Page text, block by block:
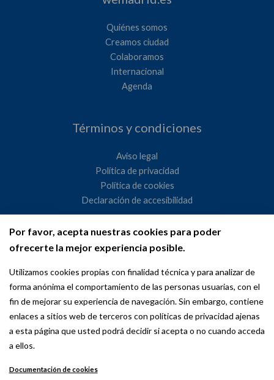
Por favor, acepta nuestras cookies para poder
ofrecerte la mejor experiencia posible.
Utilizamos cookies propias con finalidad técnica y para analizar de
forma anónima el comportamiento de las personas usuarias, con el
fin de mejorar su experiencia de navegación. Sin embargo, contiene
enlaces a sitios web de terceros con políticas de privacidad ajenas
a esta página que usted podrá decidir si acepta o no cuando acceda
a ellos.
Documentación de cookies
Quiénes somos
Creamos ciudad
Colaboramos
Internacional
Agenda
Términos y condiciones
Aviso legal
Política de privacidad
Política de cookies
Declaración de accesibilidad
Ayuntamiento de Madrid
WeMadrid es un sitio web del Ayuntamiento de Madrid
dedicado a las relaciones institucionales y la actividad
internacional del Alcalde. ​